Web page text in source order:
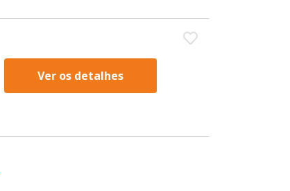
Ver os detalhes